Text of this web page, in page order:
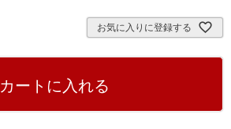
お気に入りに登録する
カートに入れる